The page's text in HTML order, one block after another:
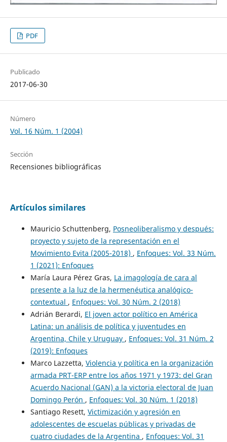
PDF
Publicado
2017-06-30
Número
Vol. 16 Núm. 1 (2004)
Sección
Recensiones bibliográficas
Artículos similares
Mauricio Schuttenberg, Posneoliberalismo y después:
proyecto y sujeto de la representación en el
Movimiento Evita (2005-2018) , Enfoques: Vol. 33 Núm.
1 (2021): Enfoques
María Laura Pérez Gras, La imagología de cara al
presente a la luz de la hermenéutica analógico-
contextual , Enfoques: Vol. 30 Núm. 2 (2018)
Adrián Berardi, El joven actor político en América
Latina: un análisis de política y juventudes en
Argentina, Chile y Uruguay , Enfoques: Vol. 31 Núm. 2
(2019): Enfoques
Marco Lazzetta, Violencia y política en la organización
armada PRT-ERP entre los años 1971 y 1973: del Gran
Acuerdo Nacional (GAN) a la victoria electoral de Juan
Domingo Perón , Enfoques: Vol. 30 Núm. 1 (2018)
Santiago Resett, Victimización y agresión en
adolescentes de escuelas públicas y privadas de
cuatro ciudades de la Argentina , Enfoques: Vol. 31